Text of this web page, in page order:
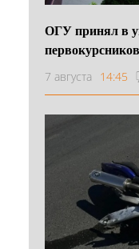
ОГУ принял в
первокурсников
7 августа 14:45